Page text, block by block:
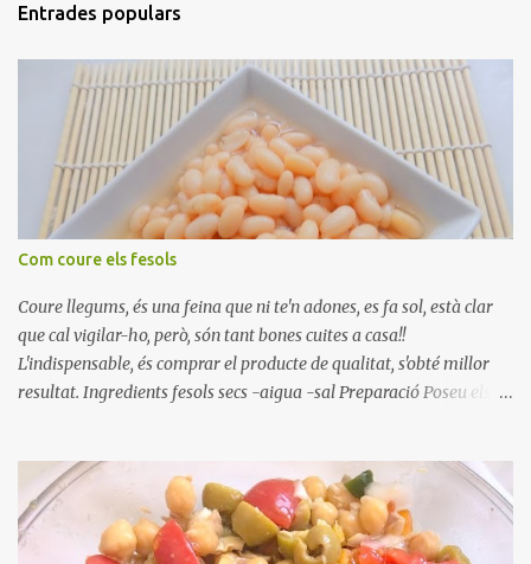
Entrades populars
Com coure els fesols
Coure llegums, és una feina que ni te'n adones, es fa sol, està clar
que cal vigilar-ho, però, són tant bones cuites a casa!!
L'indispensable, és comprar el producte de qualitat, s'obté millor
resultat. Ingredients fesols secs -aigua -sal Preparació Poseu els
quan arrenca el bull, canvieu l'aigua bullint, per aigua freda,
repetiu dues o tres vegades, abaixeu el foc i atureu la ebullició, dues
o tres vegades afegint aigua freda, han de coure a foc baix, quasi